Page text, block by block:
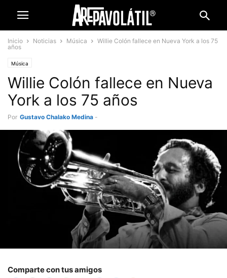
Inicio Noticias Música
Willie Colón fallece en Nueva York a los 75
años
Música
Willie Colón fallece en Nueva
York a los 75 años
Por Gustavo Chalako Medina -
Comparte con tus amigos